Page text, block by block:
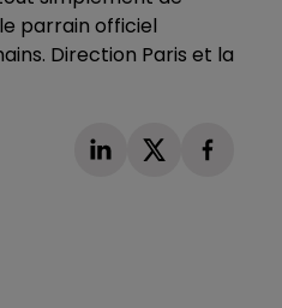
parrain officiel
Direction Paris et la